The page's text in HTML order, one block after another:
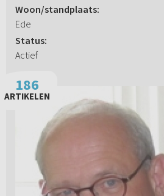
Woon/standplaats:
Ede
Status:
Actief
186
ARTIKELEN